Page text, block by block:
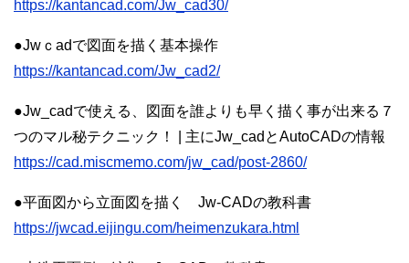
https://kantancad.com/Jw_cad30/
●Jwｃadで図面を描く基本操作
https://kantancad.com/Jw_cad2/
●Jw_cadで使える、図面を誰よりも早く描く事が出来る７
つのマル秘テクニック！ | 主にJw_cadとAutoCADの情報
https://cad.miscmemo.com/jw_cad/post-2860/
●平面図から立面図を描く Jw-CADの教科書
https://jwcad.eijingu.com/heimenzukara.html